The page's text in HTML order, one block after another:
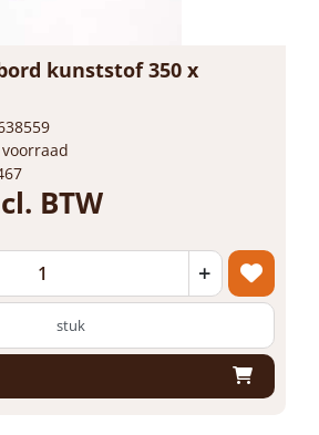
kunststof 350 x
BTW
+
stuk